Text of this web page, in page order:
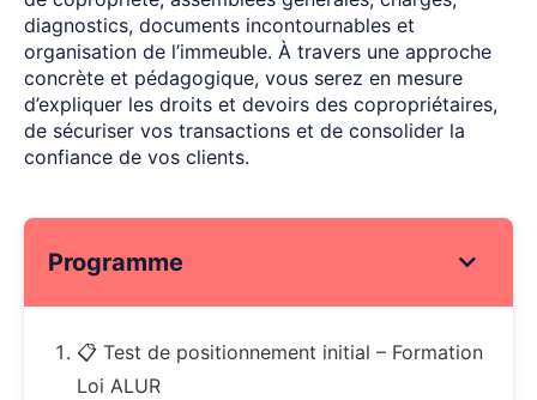
diagnostics, documents incontournables et
organisation de l’immeuble. À travers une approche
concrète et pédagogique, vous serez en mesure
d’expliquer les droits et devoirs des copropriétaires,
de sécuriser vos transactions et de consolider la
confiance de vos clients.
Programme
📋 Test de positionnement initial – Formation
Loi ALUR